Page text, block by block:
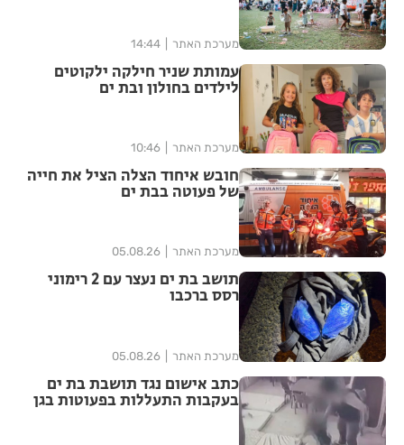
מערכת האתר 14:44
עמותת שניר חילקה ילקוטים
לילדים בחולון ובת ים
מערכת האתר 10:46
חובש איחוד הצלה הציל את חייה
של פעוטה בבת ים
מערכת האתר 05.08.26
תושב בת ים נעצר עם 2 רימוני
רסס ברכבו
מערכת האתר 05.08.26
כתב אישום נגד תושבת בת ים
בעקבות התעללות בפעוטות בגן